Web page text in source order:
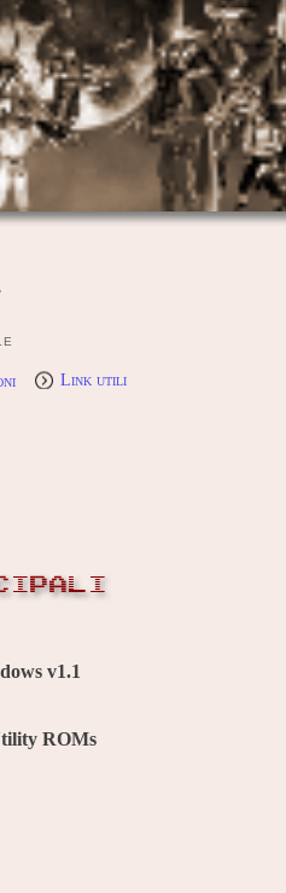
Link utili
v1.1
ROMs